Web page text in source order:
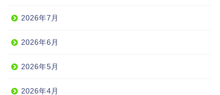
2026年7月
2026年6月
2026年5月
2026年4月